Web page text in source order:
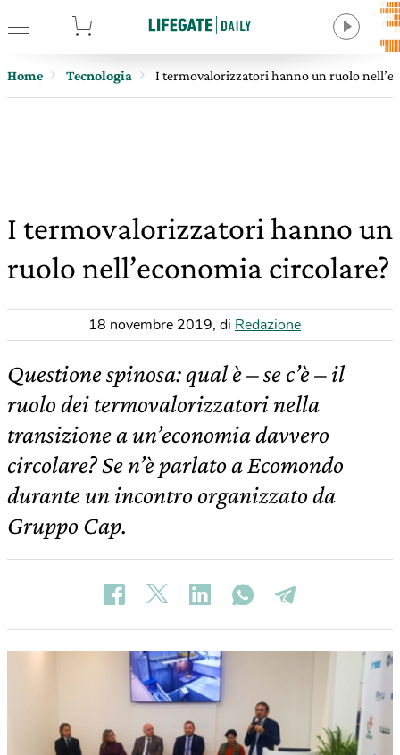
Home Tecnologia I termovalorizzatori hanno un ruolo
I termovalorizzatori hanno un
ruolo nell’economia circolare?
18 novembre 2019, di Redazione
Questione spinosa: qual è – se c’è – il
ruolo dei termovalorizzatori nella
transizione a un’economia davvero
circolare? Se n’è parlato a Ecomondo
durante un incontro organizzato da
Gruppo Cap.